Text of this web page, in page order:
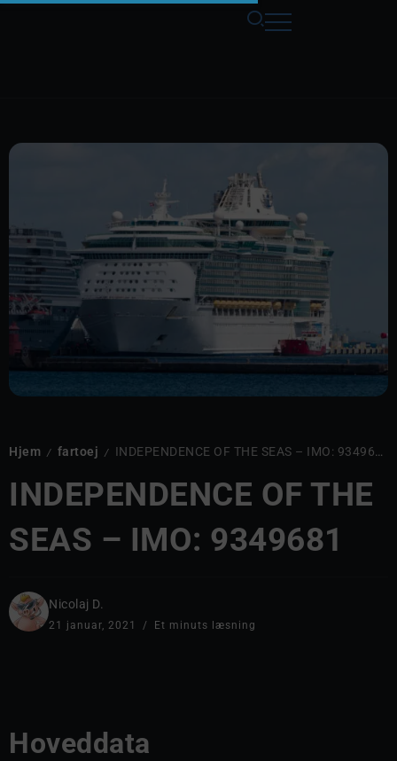
Hjem / fartoej / INDEPENDENCE OF THE SEAS – IMO: 9349681
INDEPENDENCE OF THE
SEAS – IMO: 9349681
Nicolaj D.
21 januar, 2021 Et minuts læsning
Hoveddata